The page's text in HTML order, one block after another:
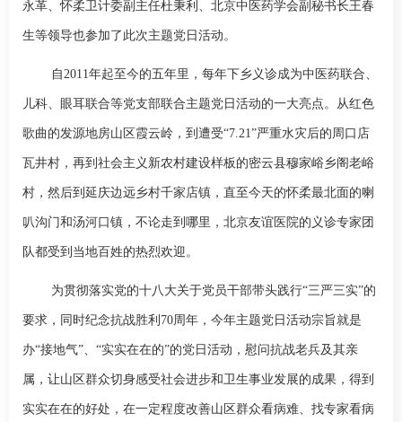
永革、怀柔卫计委副主任杜秉利、北京中医药学会副秘书长王春
生等领导也参加了此次主题党日活动。
自2011年起至今的五年里，每年下乡义诊成为中医药联合、
儿科、眼耳联合等党支部联合主题党日活动的一大亮点。从红色
歌曲的发源地房山区霞云岭，到遭受“7.21”严重水灾后的周口店
瓦井村，再到社会主义新农村建设样板的密云县穆家峪乡阁老峪
村，然后到延庆边远乡村千家店镇，直至今天的怀柔最北面的喇
叭沟门和汤河口镇，不论走到哪里，北京友谊医院的义诊专家团
队都受到当地百姓的热烈欢迎。
为贯彻落实党的十八大关于党员干部带头践行“三严三实”的
要求，同时纪念抗战胜利 70周年，今年主题党日活动宗旨就是
办“接地气”、“实实在在的”的党日活动，慰问抗战老兵及其亲
属，让山区群众切身感受社会进步和卫生事业发展的成果，得到
实实在在的好处，在一定程度改善山区群众看病难、找专家看病